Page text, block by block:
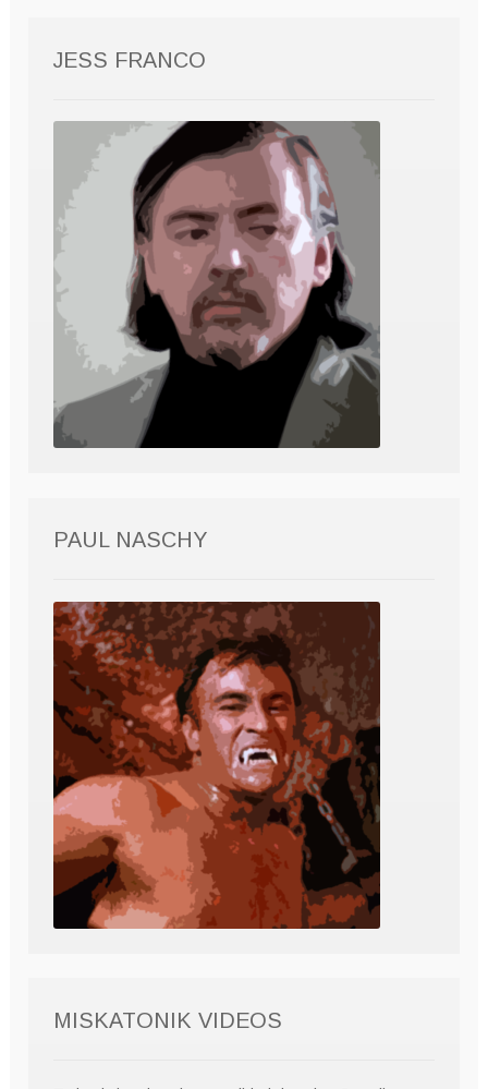
JESS FRANCO
PAUL NASCHY
MISKATONIK VIDEOS